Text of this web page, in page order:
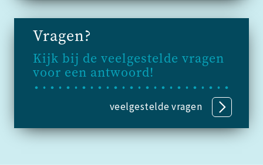
Vragen?
Kijk bij de veelgestelde vragen
voor een antwoord!
veelgestelde vragen